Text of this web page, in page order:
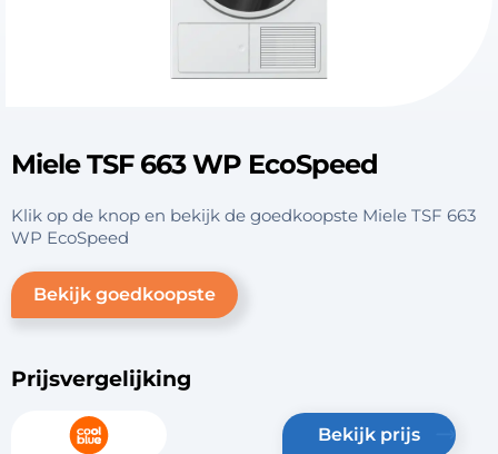
Miele TSF 663 WP EcoSpeed
Klik op de knop en bekijk de goedkoopste Miele TSF 663
WP EcoSpeed
Bekijk goedkoopste
Prijsvergelijking
bekijk prijs